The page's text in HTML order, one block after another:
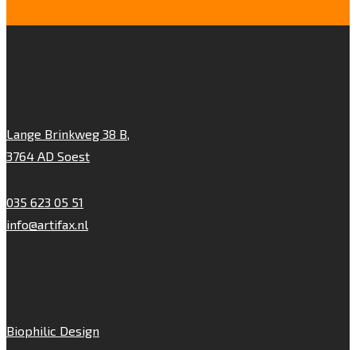
Lange Brinkweg 38 B,
3764 AD Soest
035 623 05 51
info@artifax.nl
Biophilic Design